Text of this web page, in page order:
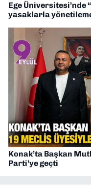
Ege
yasaklarla
Konak’ta Başkan
Parti’ye geçti